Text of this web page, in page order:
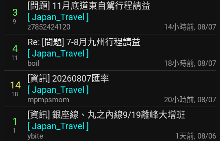
3
9
[問題] 11月底道東自駕行程請益
[Japan_Travel ]
z7852424120 14小時前, 08/07
4
11
Re: [問題] 7-8月九州行程請益
[Japan_Travel ]
boil 18小時前, 08/07
14
18
[資訊] 20260807匯率
[Japan_Travel ]
mpmpsmom 20小時前, 08/07
1
1
[資訊] 銀座線、丸之內線9/19離峰大增班
[Japan_Travel ]
ybite 1天前, 08/06